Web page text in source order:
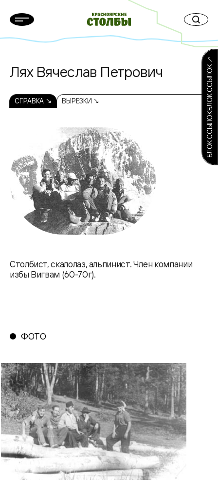
Лях Вячеслав Петрович
СПРАВКА ↘ ВЫРЕЗКИ ↘
Столбист, скалолаз, альпинист. Член компании
избы Вигвам (60-70г).
БЛОК ССЫЛОКБЛОК ССЫЛОК ↗
ФОТО